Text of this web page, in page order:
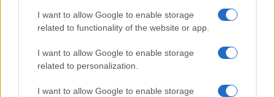
I want to allow Google to enable storage
related to functionality of the website or app.
I want to allow Google to enable storage
related to personalization.
I want to allow Google to enable storage
$83,270.00
Stride Staked Injective
(STINJ)
$16.49